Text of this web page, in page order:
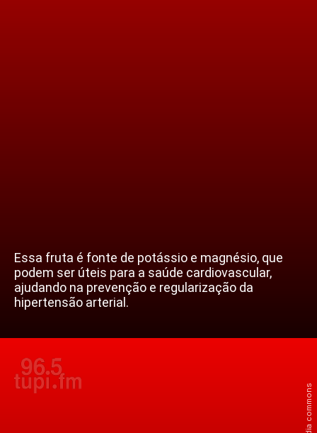
Essa fruta é fonte de potássio e magnésio, que
podem ser úteis para a saúde cardiovascular,
ajudando na prevenção e regularização da
hipertensão arterial.